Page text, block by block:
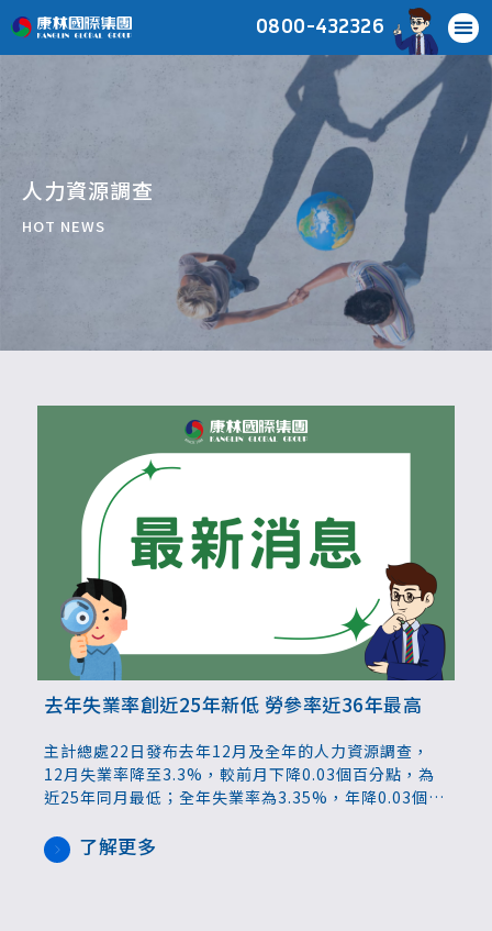
0800-432326
人力資源調查
HOT NEWS
去年失業率創近25年新低 勞參率近36年最高
主計總處22日發布去年12月及全年的人力資源調查，
12月失業率降至3.3%，較前月下降0.03個百分點，為
近25年同月最低；全年失業率為3.35%，年降0.03個百
了解更多